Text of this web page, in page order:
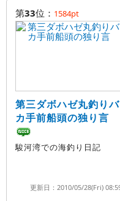
第33位： 1584pt
第三ダボハゼ丸釣りバ
カ手前船頭の独り言
駿河湾での海釣り日記
更新日：2010/05/28(Fri)